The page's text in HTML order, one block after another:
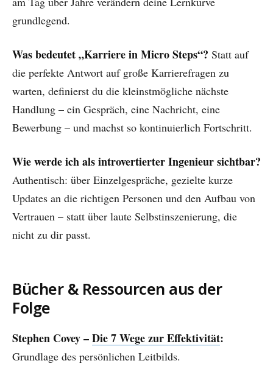
grundlegend.
Was bedeutet „Karriere in Micro Steps“? Statt auf
die perfekte Antwort auf große Karrierefragen zu
warten, definierst du die kleinstmögliche nächste
Handlung – ein Gespräch, eine Nachricht, eine
Bewerbung – und machst so kontinuierlich Fortschritt.
Wie werde ich als introvertierter Ingenieur sichtbar?
Authentisch: über Einzelgespräche, gezielte kurze
Updates an die richtigen Personen und den Aufbau von
Vertrauen – statt über laute Selbstinszenierung, die
nicht zu dir passt.
Bücher & Ressourcen aus der
Folge
Stephen Covey –Die 7 Wege zur Effektivität:
Grundlage des persönlichen Leitbilds.